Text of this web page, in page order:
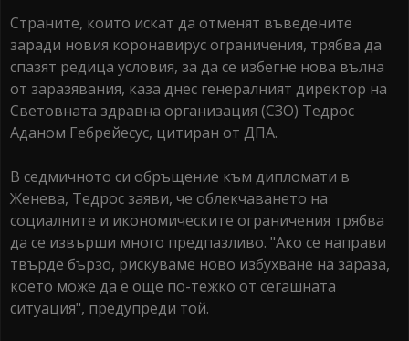
Страните, които искат да отменят въведените
заради новия коронавирус ограничения, трябва да
спазят редица условия, за да се избегне нова вълна
от заразявания, каза днес генералният директор на
Световната здравна организация (СЗО) Тедрос
Аданом Гебрейесус, цитиран от ДПА.
В седмичното си обръщение към дипломати в
Женева, Тедрос заяви, че облекчаването на
социалните и икономическите ограничения трябва
да се извърши много предпазливо. "Ако се направи
твърде бързо, рискуваме ново избухване на зараза,
което може да е още по-тежко от сегашната
ситуация", предупреди той.